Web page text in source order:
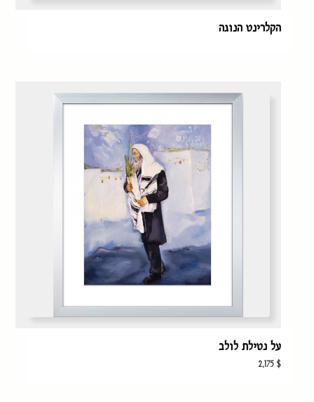
הקלרינט הנוגה
על נטילת לולב
2,175 $